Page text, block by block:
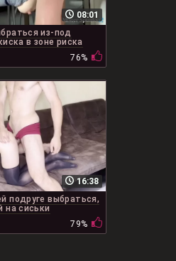
08:01
из-под
в зоне риска
76%
16:38
подруге выбраться,
на сиськи
79%